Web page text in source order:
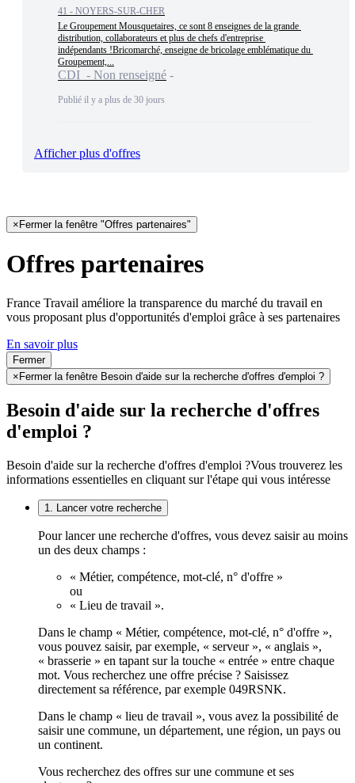
41 - NOYERS-SUR-CHER
Le Groupement Mousquetaires, ce sont 8 enseignes de la grande
distribution, collaborateurs et plus de chefs d'entreprise
indépendants !Bricomarché, enseigne de bricolage emblématique du
Groupement,...
CDI - Non renseigné
Publié il y a plus de 30 jours
Afficher plus d'offres
×Fermer la fenêtre "Offres partenaires"
Offres partenaires
France Travail améliore la transparence du marché du travail en
vous proposant plus d'opportunités d'emploi grâce à ses partenaires
En savoir plus
Fermer
×Fermer la fenêtre Besoin d'aide sur la recherche d'offres d'emploi ?
Besoin d'aide sur la recherche d'offres
d'emploi ?
Besoin d'aide sur la recherche d'offres d'emploi ?Vous trouverez les
informations essentielles en cliquant sur l'étape qui vous intéresse
1. Lancer votre recherche
Pour lancer une recherche d'offres, vous devez saisir au moins
un des deux champs :
« Métier, compétence, mot-clé, n° d'offre »
ou
« Lieu de travail ».
Dans le champ « Métier, compétence, mot-clé, n° d'offre »,
vous pouvez saisir, par exemple, « serveur », « anglais »,
« brasserie » en tapant sur la touche « entrée » entre chaque
mot. Vous recherchez une offre précise ? Saisissez
directement sa référence, par exemple 049RSNK.
Dans le champ « lieu de travail », vous avez la possibilité de
saisir une commune, un département, une région, un pays ou
un continent.
Vous recherchez des offres sur une commune et ses